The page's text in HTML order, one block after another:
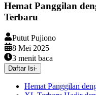
Hemat Panggilan
Terbaru
Putut Pujiono
8 Mei 2025
3 menit baca
Daftar Isi-
Hemat Panggilan